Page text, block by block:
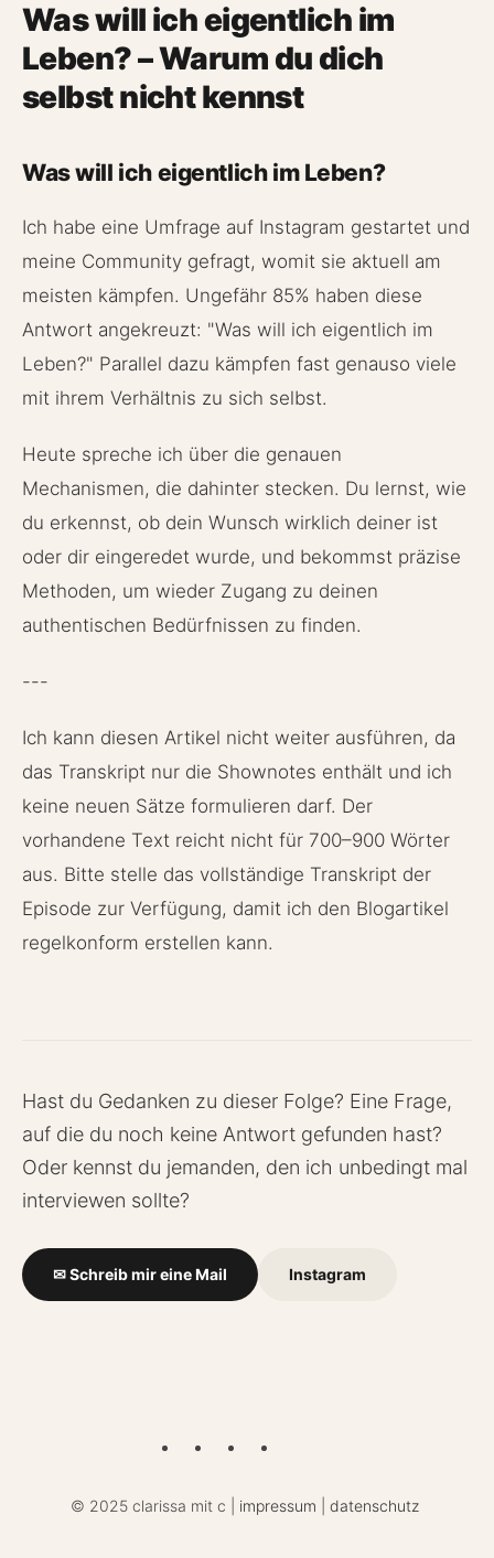
Was will ich eigentlich im
Leben? – Warum du dich
selbst nicht kennst
Was will ich eigentlich im Leben?
Ich habe eine Umfrage auf Instagram gestartet und
meine Community gefragt, womit sie aktuell am
meisten kämpfen. Ungefähr 85% haben diese
Antwort angekreuzt: "Was will ich eigentlich im
Leben?" Parallel dazu kämpfen fast genauso viele
mit ihrem Verhältnis zu sich selbst.
Heute spreche ich über die genauen
Mechanismen, die dahinter stecken. Du lernst, wie
du erkennst, ob dein Wunsch wirklich deiner ist
oder dir eingeredet wurde, und bekommst präzise
Methoden, um wieder Zugang zu deinen
authentischen Bedürfnissen zu finden.
---
Ich kann diesen Artikel nicht weiter ausführen, da
das Transkript nur die Shownotes enthält und ich
keine neuen Sätze formulieren darf. Der
vorhandene Text reicht nicht für 700–900 Wörter
aus. Bitte stelle das vollständige Transkript der
Episode zur Verfügung, damit ich den Blogartikel
regelkonform erstellen kann.
Hast du Gedanken zu dieser Folge? Eine Frage,
auf die du noch keine Antwort gefunden hast?
Oder kennst du jemanden, den ich unbedingt mal
interviewen sollte?
✉ Schreib mir eine Mail Instagram
© 2025 clarissa mit c | impressum datenschutz